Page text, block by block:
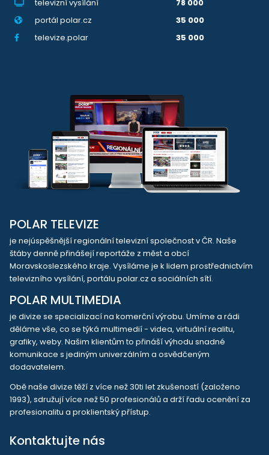
televizní vysílání
78 000
portál polar.cz
35 000
televize.polar
35 000
POLAR TELEVIZE
je nejúspěšnější regionální televizní společnost v ČR. Naše
štáby denně přinášejí reportáže z měst a obcí
Moravskoslezského kraje. Vysíláme je k lidem prostřednictvím
televizního vysílání, portálu polar.cz a sociálních sítí.
POLAR MULTIMEDIA
je divize se specializací na komerční výrobu. Umíme a rádi
děláme vše, co se týká multimedií - videa, virtuální realitu,
grafiky, weby. Našim klientům to přináší výhodu snadné
komunikace s jediným univerzálním a osvědčeným
dodavatelem.
Obě naše divize těží z více než 30ti let zkušeností (založeno
1993), sdružují více než 50 profesionálů a drží řadu ocenění za
profesionalitu a proklientský přístup.
Kontaktujte nás